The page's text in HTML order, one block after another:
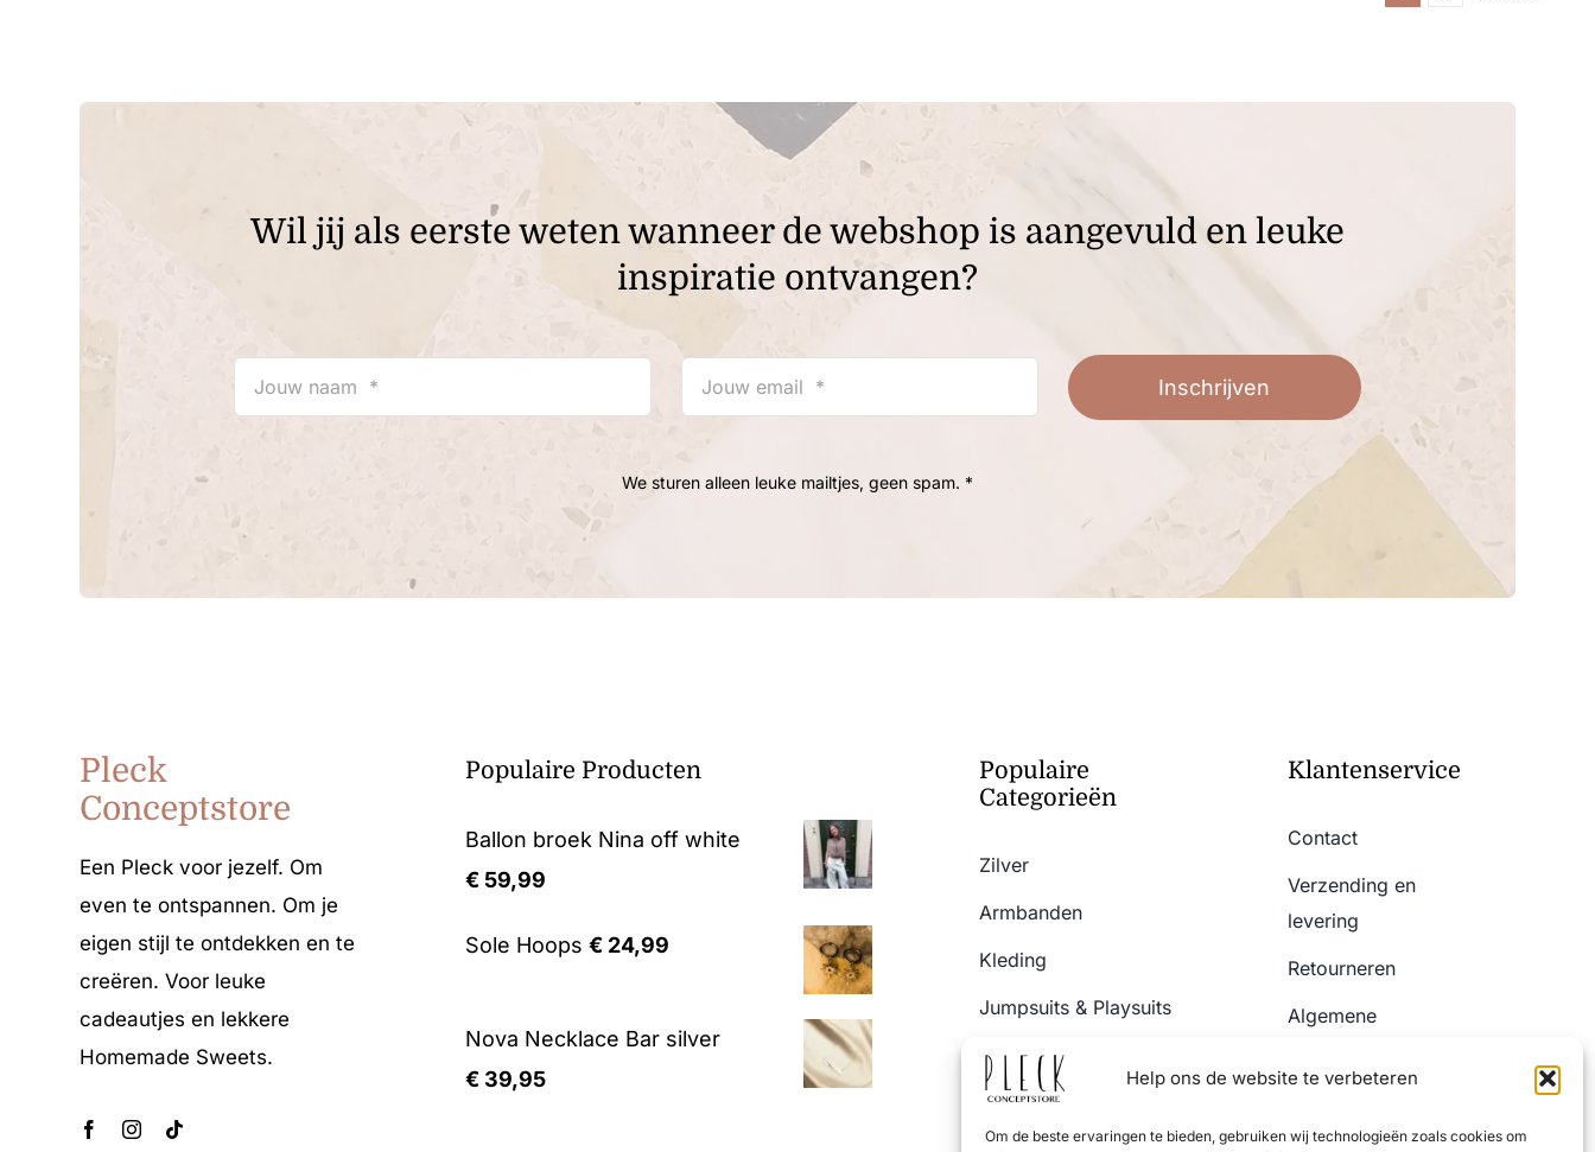
Help ons de website te verbeteren
Om de beste ervaringen te bieden, gebruiken wij technologieën zoals cookies om
Wil jij als eerste weten wanneer de webshop is aangevuld en leuke
inspiratie ontvangen?
Inschrijven
We sturen alleen leuke mailtjes, geen spam. *
Pleck
Conceptstore
Een Pleck voor jezelf. Om
even te ontspannen. Om je
eigen stijl te ontdekken en te
creëren. Voor leuke
cadeautjes en lekkere
Homemade Sweets.
Populaire Producten
Ballon broek Nina off white
€ 59,99
Sole Hoops € 24,99
Nova Necklace Bar silver
€ 39,95
Populaire
Categorieën
Zilver
Armbanden
Kleding
Jumpsuits & Playsuits
Broeken & Jeans
SALE
Klantenservice
Contact
Verzending en
levering
Retourneren
Algemene